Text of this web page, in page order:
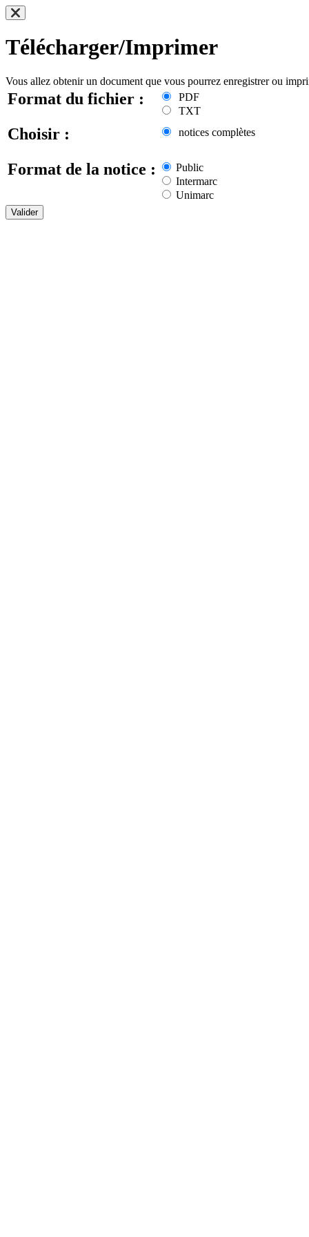
Télécharger/Imprimer
Vous allez obtenir un document que vous pourrez enregistrer ou
Format du fichier :
PDF
TXT
Choisir : notices complètes
Format de la notice :
Public
Intermarc
Unimarc